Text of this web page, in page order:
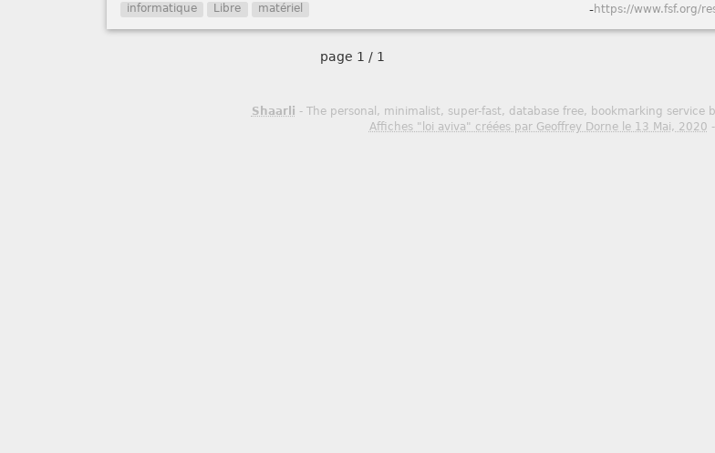
informatique Libre matériel -
page 1 / 1
Shaarli - The personal, minimalist, super-fast, database free, bookmarking service
Affiches "loi aviva" créées par Geoffrey Dorne le 13 Mai, 2020 -